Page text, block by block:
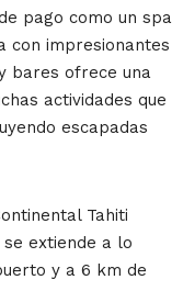
pago como un spa
con impresionantes
bares ofrece una
actividades que
escapadas
Tahiti
extiende a lo
y a 6 km de